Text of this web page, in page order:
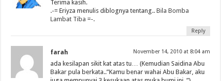
Terima kasih.
.-= Eriyza menulis diblognya tentang..Bila Bomba
Lambat Tiba =-.
Reply
farah November 14, 2010 at 8:04 am
ada kesilapan sikit kat atas tu… (Kemudian Saidina Abu
Bakar pula berkata..”Kamu benar wahai Abu Bakar, aku